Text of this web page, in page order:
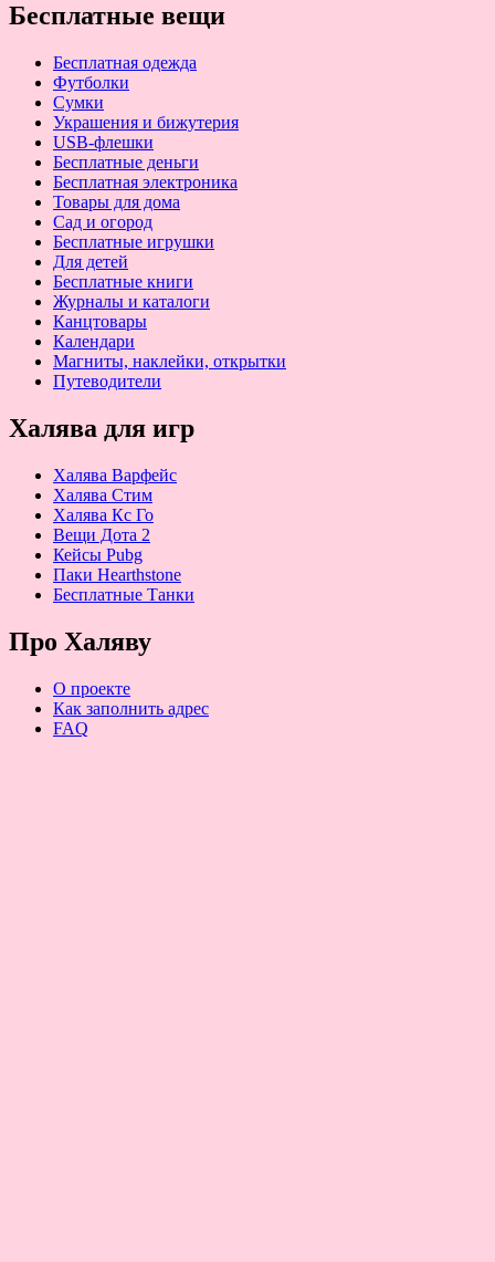
Бесплатные вещи
Бесплатная одежда
Футболки
Сумки
Украшения и бижутерия
USB-флешки
Бесплатные деньги
Бесплатная электроника
Товары для дома
Сад и огород
Бесплатные игрушки
Для детей
Бесплатные книги
Журналы и каталоги
Канцтовары
Календари
Магниты, наклейки, открытки
Путеводители
Халява для игр
Халява Варфейс
Халява Стим
Халява Кс Го
Вещи Дота 2
Кейсы Pubg
Паки Hearthstone
Бесплатные Танки
Про Халяву
О проекте
Как заполнить адрес
FAQ